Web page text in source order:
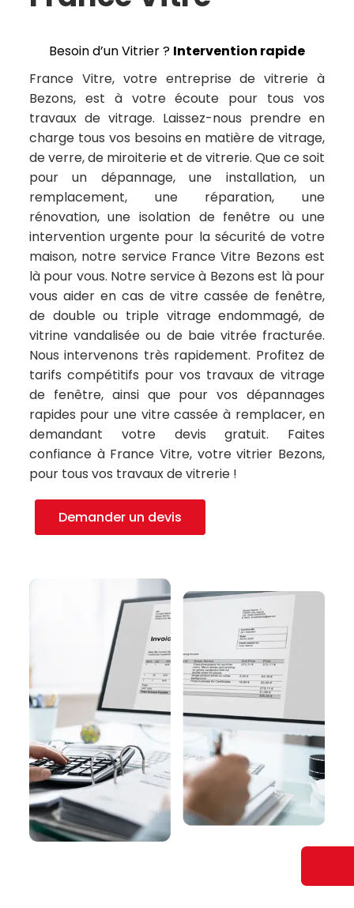
Besoin d’un Vitrier ? Intervention rapide
France Vitre, votre entreprise de vitrerie à
Bezons, est à votre écoute pour tous vos
travaux de vitrage. Laissez-nous prendre en
charge tous vos besoins en matière de vitrage,
de verre, de miroiterie et de vitrerie. Que ce soit
pour un dépannage, une installation, un
remplacement, une réparation, une
rénovation, une isolation de fenêtre ou une
intervention urgente pour la sécurité de votre
maison, notre service France Vitre Bezons est
là pour vous. Notre service à Bezons est là pour
vous aider en cas de vitre cassée de fenêtre,
de double ou triple vitrage endommagé, de
vitrine vandalisée ou de baie vitrée fracturée.
Nous intervenons très rapidement. Profitez de
tarifs compétitifs pour vos travaux de vitrage
de fenêtre, ainsi que pour vos dépannages
rapides pour une vitre cassée à remplacer, en
demandant votre devis gratuit. Faites
confiance à France Vitre, votre vitrier Bezons,
pour tous vos travaux de vitrerie !
Demander un devis